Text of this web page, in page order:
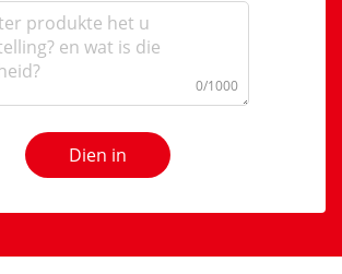
0/1000
Dien in